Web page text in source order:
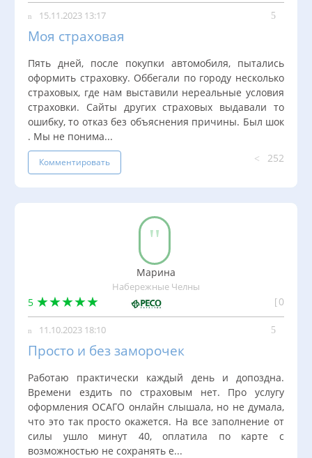
15.11.2023 13:17
Моя страховая
Пять дней, после покупки автомобиля, пытались
оформить страховку. Оббегали по городу несколько
страховых, где нам выставили нереальные условия
страховки. Сайты других страховых выдавали то
ошибку, то отказ без объяснения причины. Был шок
. Мы не понима...
Комментировать 252
Марина
Набережные Челны
5 0
11.10.2023 18:10
Просто и без заморочек
Работаю практически каждый день и допоздна.
Времени ездить по страховым нет. Про услугу
оформления ОСАГО онлайн слышала, но не думала,
что это так просто окажется. На все заполнение от
силы ушло минут 40, оплатила по карте с
возможностью не сохранять е...